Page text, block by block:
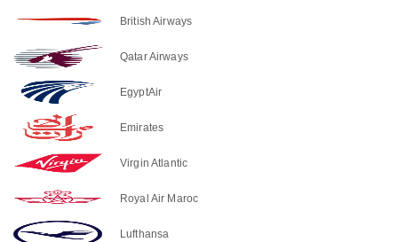
British Airways
Qatar Airways
EgyptAir
Emirates
Virgin Atlantic
Royal Air Maroc
Lufthansa